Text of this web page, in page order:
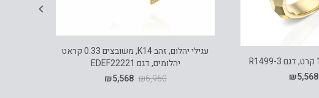
₪5,568
עגילי יהלום, זהב K14, משובצים 0.33 קראט
יהלומים, דגם EDEF22221
₪6,960
₪5,568